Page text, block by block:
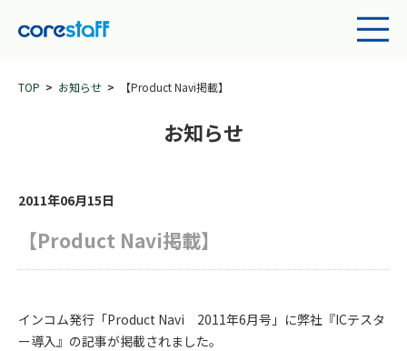
TOP お知らせ 【Product Navi掲載】
お知らせ
2011年06月15日
【Product Navi掲載】
インコム発行「Product Navi 2011年6月号」に弊社『ICテスタ
ー導入』の記事が掲載されました。